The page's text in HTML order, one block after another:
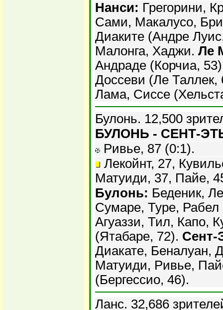
Нанси: Грегорини,
Сами, Макалусо,
Диаките (Андре
Малонга, Хаджи. Ле
Андраде (Корчиа,
Доссеви (Ле
Лама, Сиссе
Булонь. 12,500
БУЛОНЬ - СЕНТ-
Ривье, 87 (0:1).
Лекойнт, 27,
Матуиди, 37, Пайе,
Булонь: Беденик,
Сумаре, Туре,
Агуаззи, Тил, Капо,
(Ятабаре, 72). Сент-
Диакате, Беналуан,
Матуиди, Ривье,
(Бергессио, 46).
Ланс. 32,686